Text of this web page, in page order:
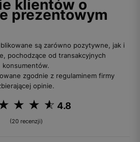
klientów o
prezentowym
są zarówno pozytywne, jak i
pochodzące od transakcyjnych
konsumentów.
zgodnie z regulaminem firmy
opinie.
4.8
(20 recenzji)